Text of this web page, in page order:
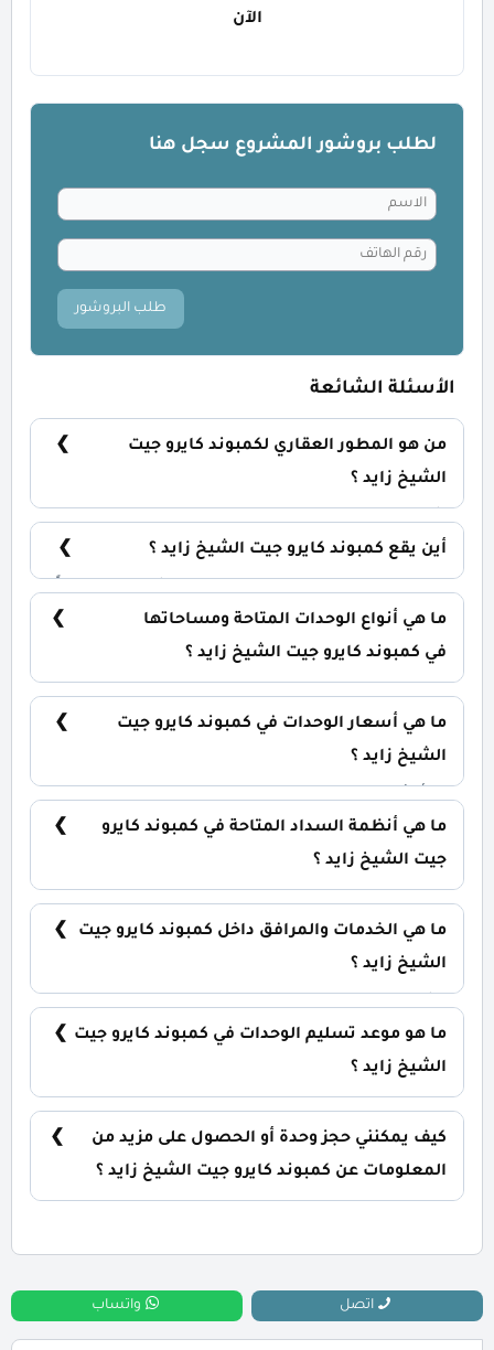
الآن
لطلب بروشور المشروع سجل هنا
طلب البروشور
الأسئلة الشائعة
من هو المطور العقاري لكمبوند كايرو جيت
الشيخ زايد ؟
Developments.
أين يقع كمبوند كايرو جيت الشيخ زايد ؟
علي طريق القاهرة/ الاسكندرية الصحراوي.
ما هي أنواع الوحدات المتاحة ومساحاتها
في كمبوند كايرو جيت الشيخ زايد ؟
تبدأ من 289 متر²
ما هي أسعار الوحدات في كمبوند كايرو جيت
الشيخ زايد ؟
الوحدة والمساحة، كما أن الأسعار قابلة للتغيير حسب
تطورات السوق.
ما هي أنظمة السداد المتاحة في كمبوند كايرو
جيت الشيخ زايد ؟
الباقي على 7 سنوات بدون فوائد.
ما هي الخدمات والمرافق داخل كمبوند كايرو جيت
الشيخ زايد ؟
صناعية، نادي اجتماعي، مناطق ترفيهية للأطفال،
حمامات سباحة، ومناطق تجارية.
ما هو موعد تسليم الوحدات في كمبوند كايرو جيت
الشيخ زايد ؟
مع إمكانية التسليم نصف تشطيب أو تشطيب كامل
حسب رغبة العميل.
كيف يمكنني حجز وحدة أو الحصول على مزيد من
المعلومات عن كمبوند كايرو جيت الشيخ زايد ؟
اتصل واتساب